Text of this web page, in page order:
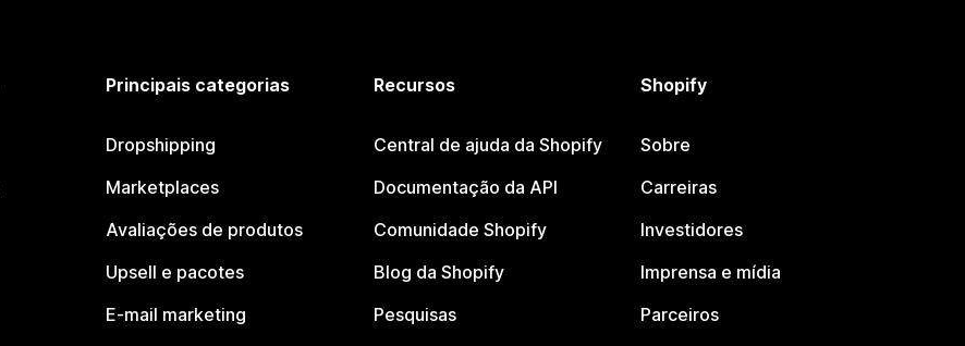
Principais categorias
Dropshipping
Marketplaces
Avaliações de produtos
Upsell e pacotes
E-mail marketing
Recursos
Central de ajuda da Shopify
Documentação da API
Comunidade Shopify
Blog da Shopify
Pesquisas
Shopify
Sobre
Carreiras
Investidores
Imprensa e mídia
Parceiros